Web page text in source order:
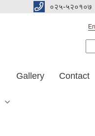
०२५-५२०१०७
Gallery Contact